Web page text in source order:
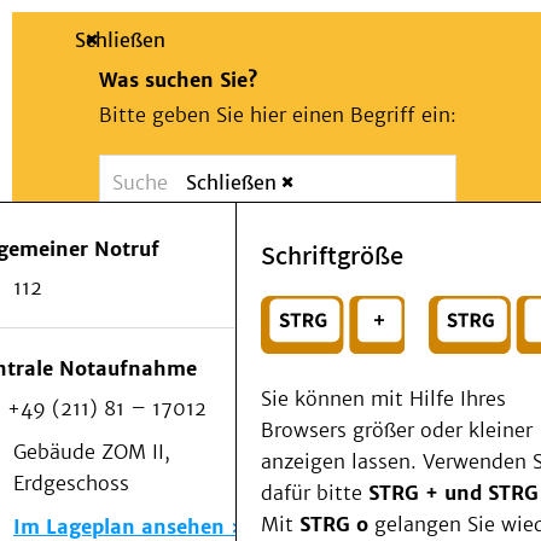
Suche
Schließen
Was suchen Sie?
Bitte geben Sie hier einen Begriff ein:
Suchen
Wählen Sie ein Thema für Ihren
Notfall
Schließen
Notruf
112
Notaufnahme
+49 (211) 81 – 17012
Gebäude ZOM II,
Erdgeschoss
Im Lageplan ansehen
Schriftgröße
Sie können mit Hilfe Ihres
Browsers größer oder kleiner
anzeigen lassen. Verwenden
dafür bitte STRG + und
Mit STRG o gelangen Sie
Patienten & Besucher
Als Patient am UKD
Beratung und Unterstützung
Veranstaltungen
Kommunikation im Medizinwesen (KIM)
Notfall
Forschung & Lehre
Medizinische Fakultät